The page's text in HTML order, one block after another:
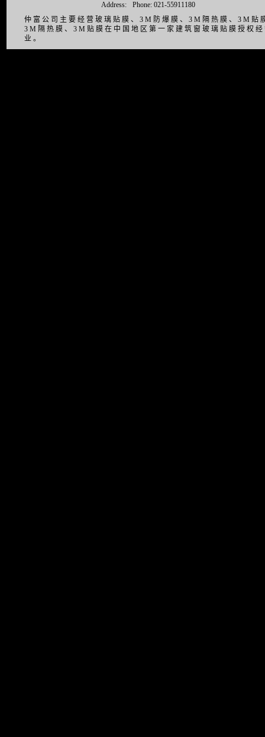
Address:
Phone: 021-55911180
仲富公司主要经营玻璃贴膜、3M防爆膜、3M隔热膜、3M
3M隔热膜、3M贴膜在中国地区第一家建筑窗玻璃贴膜授权
业。